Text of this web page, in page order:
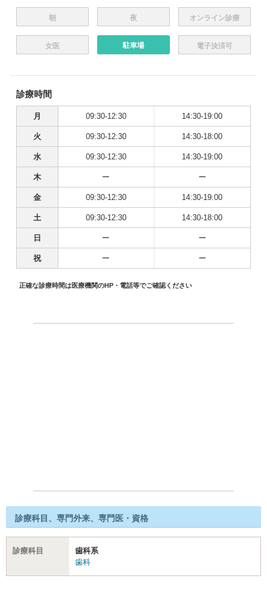
朝 夜 オンライン診療
女医 駐車場 電子決済可
診療時間
月 09:30-12:30 14:30-19:00
火 09:30-12:30 14:30-18:00
水 09:30-12:30 14:30-19:00
木 ー ー
金 09:30-12:30 14:30-19:00
土 09:30-12:30 14:30-18:00
日 ー ー
祝 ー ー
正確な診療時間は医療機関のHP・電話等でご確認ください
診療科目、専門外来、専門医・資格
診療科目
歯科系
歯科